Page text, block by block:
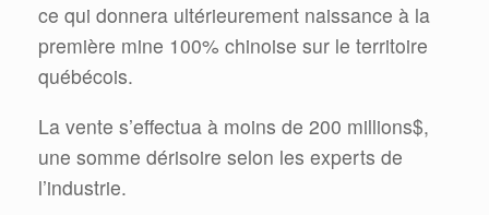
ce qui donnera ultérieurement naissance à la
première mine 100% chinoise sur le territoire
québécois.
La vente s’effectua à moins de 200 millions$,
une somme dérisoire selon les experts de
l’industrie.